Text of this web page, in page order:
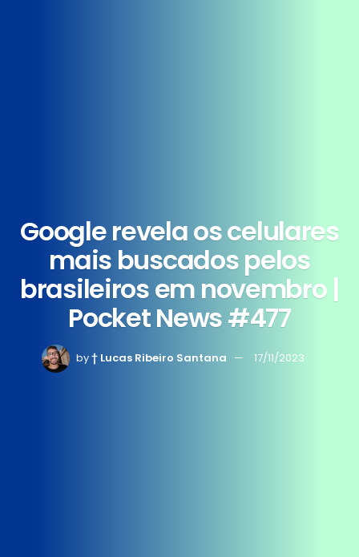
Google revela os celulares
mais buscados pelos
brasileiros em novembro |
Pocket News #477
by† Lucas Ribeiro Santana 17/11/2023